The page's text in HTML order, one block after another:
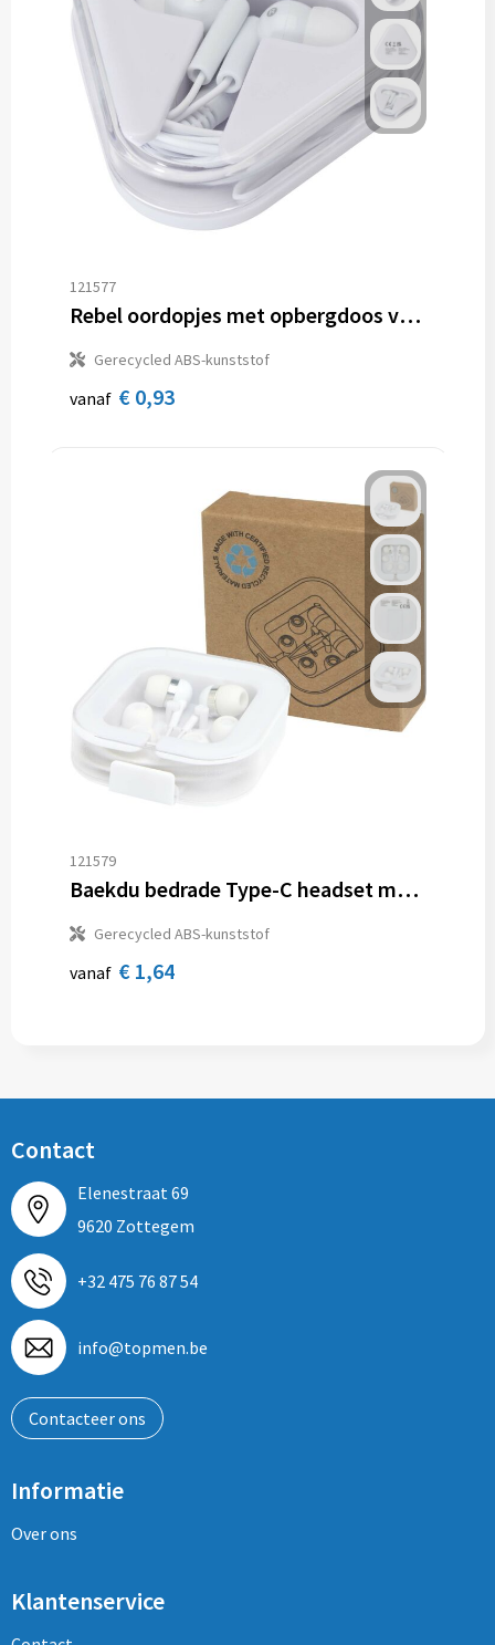
121577
Rebel oordopjes met opbergdoos van gerecycled plastic
Gerecycled ABS-kunststof
vanaf € 0,93
121579
Baekdu bedrade Type-C headset met opbergdoos van gerecycled plastic
Gerecycled ABS-kunststof
vanaf € 1,64
Contact
Elenestraat 69
9620 Zottegem
+32 475 76 87 54
info@topmen.be
Contacteer ons
Informatie
Over ons
Klantenservice